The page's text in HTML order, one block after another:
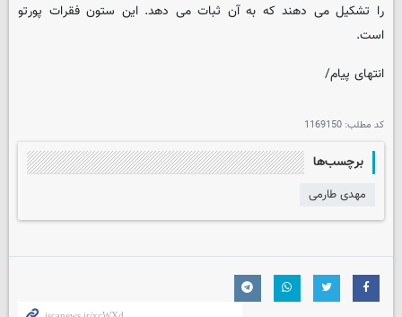
را تشکیل می دهند که به آن ثبات می دهد. این ستون فقرات پورتو
است.
انتهای پیام/
کد مطلب: 1169150
برچسب‌ها
مهدی طارمی